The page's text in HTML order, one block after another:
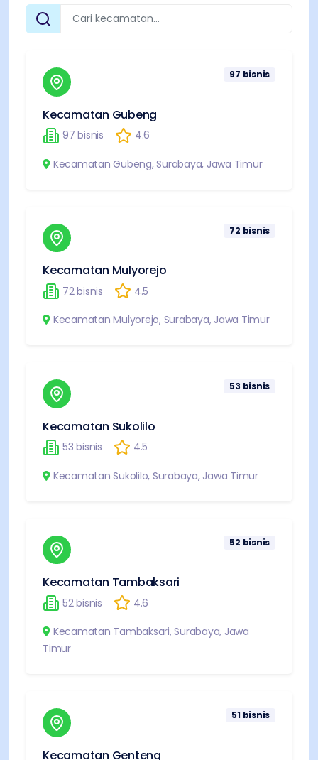
97 bisnis
Kecamatan Gubeng
97 bisnis 4.6
Kecamatan Gubeng,Surabaya, Jawa Timur
72 bisnis
Kecamatan Mulyorejo
72bisnis 4.5
Kecamatan Mulyorejo, Surabaya, Jawa Timur
53 bisnis
Kecamatan Sukolilo
53 bisnis 4.5
Kecamatan Sukolilo, Surabaya, Jawa Timur
52 bisnis
Kecamatan Tambaksari
52bisnis 4.6
Kecamatan Tambaksari,Surabaya, Jawa
Timur
51 bisnis
Kecamatan Genteng